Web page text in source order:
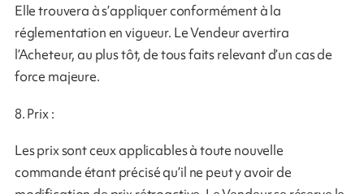
Elle trouvera à s’appliquer conformément à la
réglementation en vigueur. Le Vendeur avertira
l’Acheteur, au plus tôt, de tous faits relevant d’un cas de
force majeure.
8. Prix :
Les prix sont ceux applicables à toute nouvelle
commande étant précisé qu’il ne peut y avoir de